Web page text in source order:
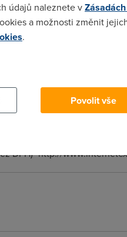
stojí to funguje slušně.
byl protokol - jedu
firewall Ideální
DPH)* http://
údajů naleznete v
a možnosti změnit
.
Povolit vše